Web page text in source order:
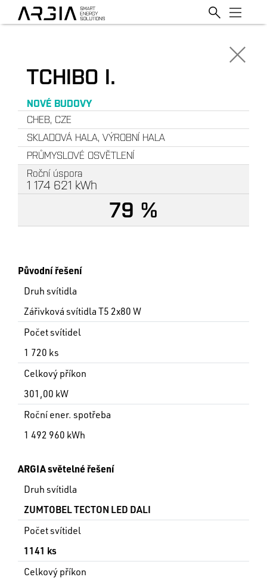
TCHIBO I.
NOVÉ BUDOVY
CHEB, CZE
SKLADOVÁ HALA, VÝROBNÍ HALA
PRŮMYSLOVÉ OSVĚTLENÍ
Roční úspora
1 174 621 kWh
79 %
Původní řešení
Druh svítidla
Zářivková svítidla T5 2x80 W
Počet svítidel
1 720 ks
Celkový příkon
301,00 kW
Roční ener. spotřeba
1 492 960 kWh
ARGIA světelné řešení
Druh svítidla
ZUMTOBEL TECTON LED DALI
Počet svítidel
1141 ks
Celkový příkon